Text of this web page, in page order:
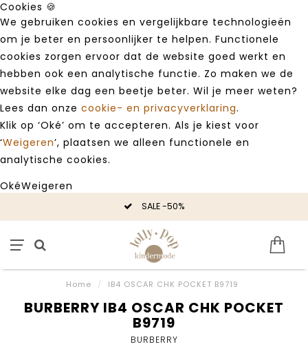
Cookies 🍪
We gebruiken cookies en vergelijkbare technologieën
om je beter en persoonlijker te helpen. Functionele
cookies zorgen ervoor dat de website goed werkt en
hebben ook een analytische functie. Zo maken we de
website elke dag een beetje beter. Wil je meer weten?
Lees dan onze cookie- en privacyverklaring.
Klik op ‘Oké’ om te accepteren. Als je kiest voor
‘Weigeren’, plaatsen we alleen functionele en
analytische cookies.
OkéWeigeren
SALE -50%
Home / IB4 OSCAR CHK POCKET B9719
BURBERRY IB4 OSCAR CHK POCKET
B9719
BURBERRY